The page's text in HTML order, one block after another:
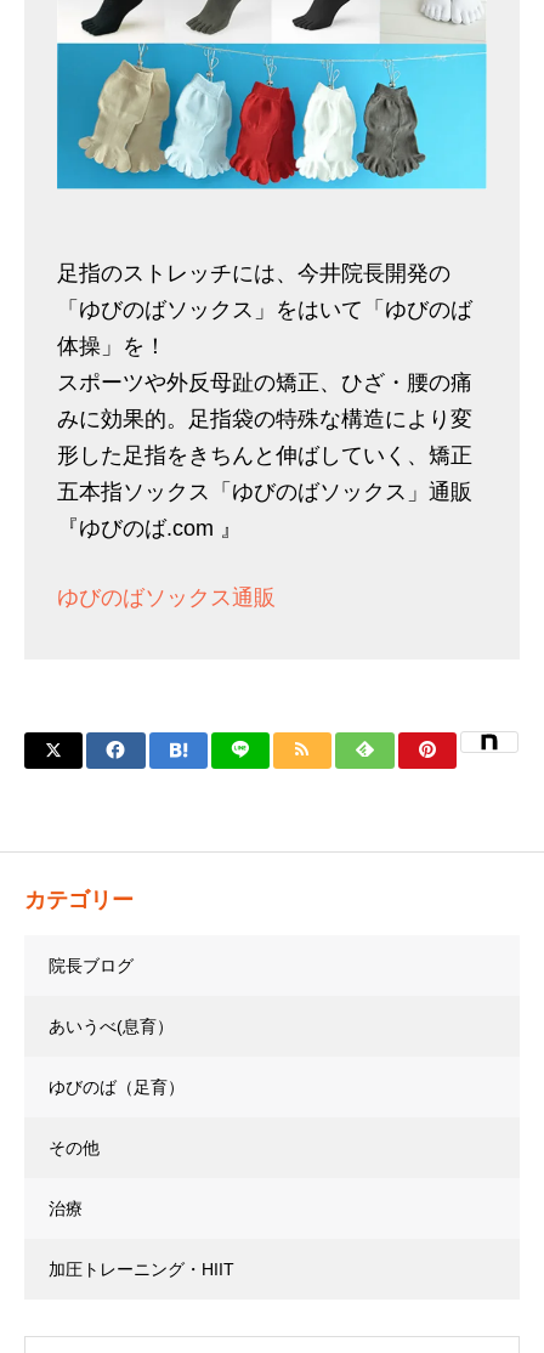
足指のストレッチには、今井院長開発の
「ゆびのばソックス」をはいて「ゆびのば
体操」を！
スポーツや外反母趾の矯正、ひざ・腰の痛
みに効果的。足指袋の特殊な構造により変
形した足指をきちんと伸ばしていく、矯正
五本指ソックス「ゆびのばソックス」通販
『ゆびのば.com 』
ゆびのばソックス通販
カテゴリー
院長ブログ
あいうべ(息育）
ゆびのば（足育）
その他
治療
加圧トレーニング・HIIT